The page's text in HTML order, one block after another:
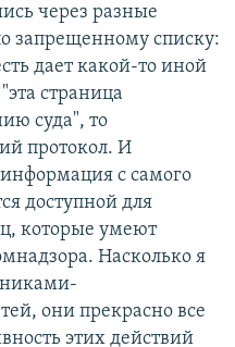
через разные
запрещенному списку:
дает какой-то иной
страница
суда", то
протокол. И
с самого
доступной для
которые умеют
Насколько я
они прекрасно все
этих действий